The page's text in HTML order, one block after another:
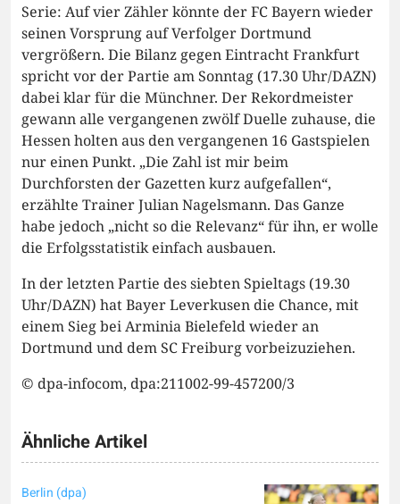
Serie: Auf vier Zähler könnte der FC Bayern wieder
seinen Vorsprung auf Verfolger Dortmund
vergrößern. Die Bilanz gegen Eintracht Frankfurt
spricht vor der Partie am Sonntag (17.30 Uhr/DAZN)
dabei klar für die Münchner. Der Rekordmeister
gewann alle vergangenen zwölf Duelle zuhause, die
Hessen holten aus den vergangenen 16 Gastspielen
nur einen Punkt. „Die Zahl ist mir beim
Durchforsten der Gazetten kurz aufgefallen“,
erzählte Trainer Julian Nagelsmann. Das Ganze
habe jedoch „nicht so die Relevanz“ für ihn, er wolle
die Erfolgsstatistik einfach ausbauen.
In der letzten Partie des siebten Spieltags (19.30
Uhr/DAZN) hat Bayer Leverkusen die Chance, mit
einem Sieg bei Arminia Bielefeld wieder an
Dortmund und dem SC Freiburg vorbeizuziehen.
© dpa-infocom, dpa:211002-99-457200/3
Ähnliche Artikel
Berlin (dpa)